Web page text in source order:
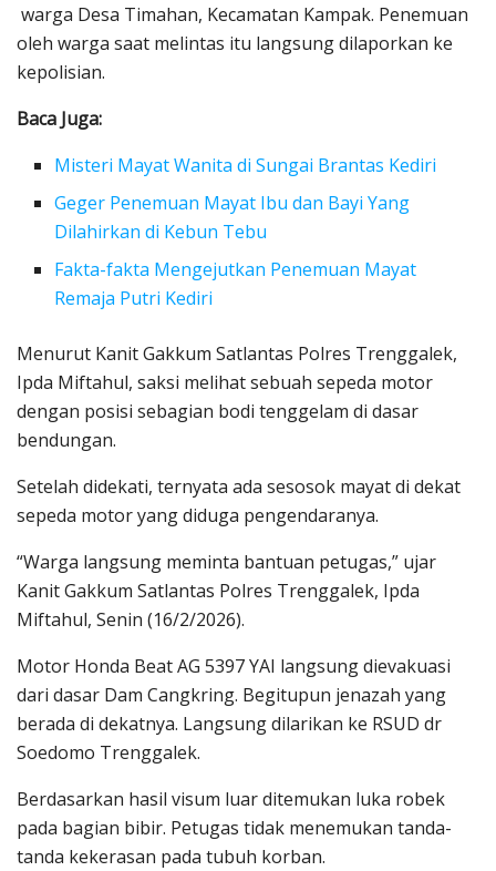
warga Desa Timahan, Kecamatan Kampak. Penemuan
oleh warga saat melintas itu langsung dilaporkan ke
kepolisian.
Baca Juga:
Misteri Mayat Wanita di Sungai Brantas Kediri
Geger Penemuan Mayat Ibu dan Bayi Yang
Dilahirkan di Kebun Tebu
Fakta-fakta Mengejutkan Penemuan Mayat
Remaja Putri Kediri
Menurut Kanit Gakkum Satlantas Polres Trenggalek,
Ipda Miftahul, saksi melihat sebuah sepeda motor
dengan posisi sebagian bodi tenggelam di dasar
bendungan.
Setelah didekati, ternyata ada sesosok mayat di dekat
sepeda motor yang diduga pengendaranya.
“Warga langsung meminta bantuan petugas,” ujar
Kanit Gakkum Satlantas Polres Trenggalek, Ipda
Miftahul, Senin (16/2/2026).
Motor Honda Beat AG 5397 YAI langsung dievakuasi
dari dasar Dam Cangkring. Begitupun jenazah yang
berada di dekatnya. Langsung dilarikan ke RSUD dr
Soedomo Trenggalek.
Berdasarkan hasil visum luar ditemukan luka robek
pada bagian bibir. Petugas tidak menemukan tanda-
tanda kekerasan pada tubuh korban.